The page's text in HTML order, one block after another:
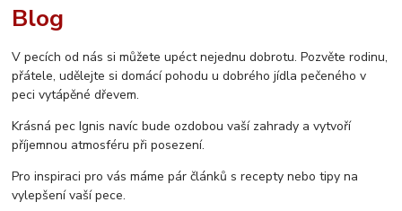
pikantní
video
měření teploty návod
návod na sestavení pece
jak sestavit pec
vlastnosti pece stavebnice
inspirace
vánoční výstava
Blog
V pecích od nás si můžete upéct nejednu dobrotu. Pozvěte rodinu,
přátele, udělejte si domácí pohodu u dobrého jídla pečeného v
peci vytápěné dřevem.
Krásná pec Ignis navíc bude ozdobou vaší zahrady a vytvoří
příjemnou atmosféru při posezení.
Pro inspiraci pro vás máme pár článků s recepty nebo tipy na
vylepšení vaší pece.